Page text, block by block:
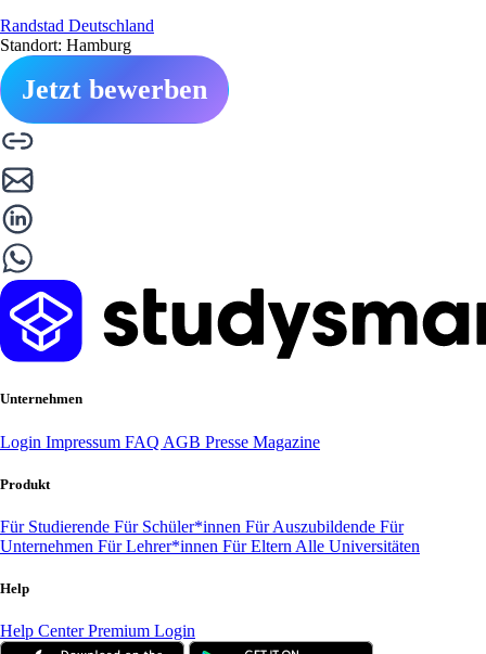
Randstad Deutschland
Standort: Hamburg
Jetzt bewerben
Unternehmen
Login Impressum FAQ AGB Presse Magazine
Produkt
Für Studierende Für Schüler*innen Für Auszubildende Für
Unternehmen Für Lehrer*innen Für Eltern Alle Universitäten
Help
Help CenterPremium Login